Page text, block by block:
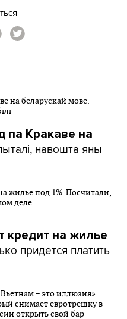
па Кракаве на
навошта яны
кредит на жилье
придется платить